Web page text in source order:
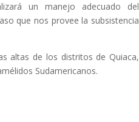
un manejo adecuado del
que nos provee la subsistencia
altas de los distritos de Quiaca,
Sudamericanos.